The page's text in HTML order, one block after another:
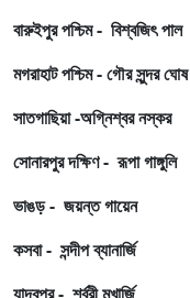
বারুইপুর পশ্চিম - বিশ্বজিৎ পাল
মগরাহাট পশ্চিম - গৌর সুন্দর ঘোষ
সাতগাছিয়া -অগ্নিশ্বর নস্কর
সোনারপুর দক্ষিণ - রূপা গাঙ্গুলি
ভাঙড় - জয়ন্ত গায়েন
কসবা - সন্দীপ ব্যানার্জি